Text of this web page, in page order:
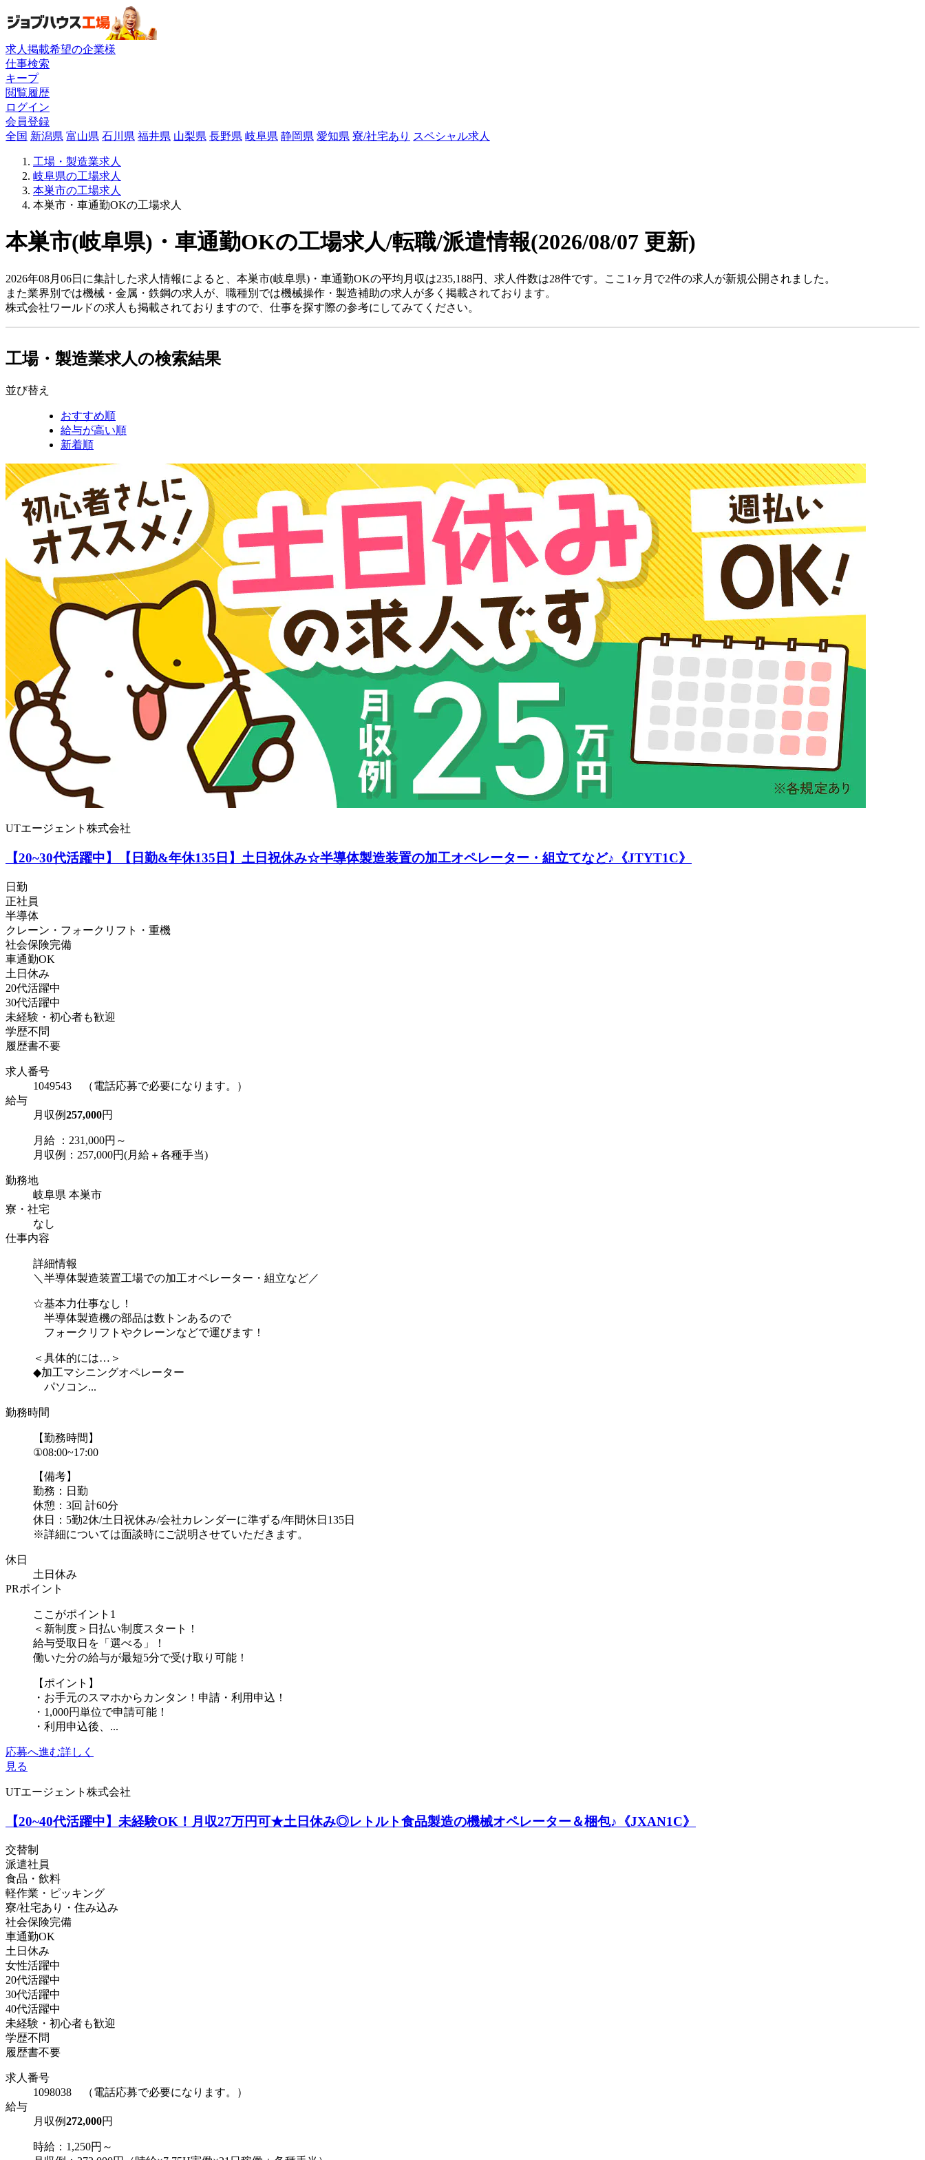
求人掲載希望の企業様
仕事検索
キープ
閲覧履歴
ログイン
会員登録
全国 新潟県 富山県 石川県 福井県 山梨県 長野県 岐阜県 静岡県 愛知県 寮/社宅あり スペシャル求人
工場・製造業求人
岐阜県の工場求人
本巣市の工場求人
本巣市・車通勤OKの工場求人
本巣市(岐阜県)・車通勤OKの工場求人/転職/派遣情報(2026/08/07 更新)
2026年08月06日に集計した求人情報によると、本巣市(岐阜県)・車通勤OKの平均月収は235,188円、求人件数は28件です。ここ1ヶ月で2件の求人が新規公開されました。
また業界別では機械・金属・鉄鋼の求人が、職種別では機械操作・製造補助の求人が多く掲載されております。
株式会社ワールドの求人も掲載されておりますので、仕事を探す際の参考にしてみてください。
工場・製造業求人の検索結果
並び替え
おすすめ順
給与が高い順
新着順
UTエージェント株式会社
【20~30代活躍中】【日勤&年休135日】土日祝休み☆半導体製造装置の加工オペレーター・組立てなど♪《JTYT1C》
日勤
正社員
半導体
クレーン・フォークリフト・重機
社会保険完備
車通勤OK
土日休み
20代活躍中
30代活躍中
未経験・初心者も歓迎
学歴不問
履歴書不要
求人番号
1049543 （電話応募で必要になります。）
給与
月収例257,000円
月給 ：231,000円～
月収例：257,000円(月給＋各種手当)
勤務地
岐阜県 本巣市
寮・社宅
なし
仕事内容
詳細情報
＼半導体製造装置工場での加工オペレーター・組立など／
☆基本力仕事なし！
半導体製造機の部品は数トンあるので
フォークリフトやクレーンなどで運びます！
＜具体的には…＞
◆加工マシニングオペレーター
パソコン...
勤務時間
【勤務時間】
①08:00~17:00
【備考】
勤務：日勤
休憩：3回 計60分
休日：5勤2休/土日祝休み/会社カレンダーに準ずる/年間休日135日
※詳細については面談時にご説明させていただきます。
休日
土日休み
PRポイント
ここがポイント1
＜新制度＞日払い制度スタート！
給与受取日を「選べる」！
働いた分の給与が最短5分で受け取り可能！
【ポイント】
・お手元のスマホからカンタン！申請・利用申込！
・1,000円単位で申請可能！
・利用申込後、...
応募へ進む詳しく
見る
UTエージェント株式会社
【20~40代活躍中】未経験OK！月収27万円可★土日休み◎レトルト食品製造の機械オペレーター＆梱包♪《JXAN1C》
交替制
派遣社員
食品・飲料
軽作業・ピッキング
寮/社宅あり・住み込み
社会保険完備
車通勤OK
土日休み
女性活躍中
20代活躍中
30代活躍中
40代活躍中
未経験・初心者も歓迎
学歴不問
履歴書不要
求人番号
1098038 （電話応募で必要になります。）
給与
月収例272,000円
時給：1,250円～